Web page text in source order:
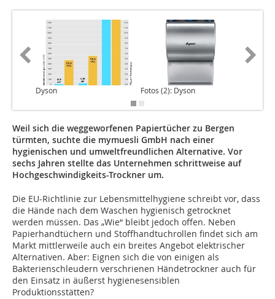
Dyson Fotos (2): Dyson
Weil sich die weggeworfenen Papiertücher zu Bergen
türmten, suchte die mymuesli GmbH nach einer
hygienischen und umweltfreundlichen Alternative. Vor
sechs Jahren stellte das Unternehmen schrittweise auf
Hochgeschwindigkeits-Trockner um.
Die EU-Richtlinie zur Lebensmittelhygiene schreibt vor, dass
die Hände nach dem Waschen hygienisch getrocknet
werden müssen. Das „Wie“ bleibt jedoch offen. Neben
Papierhandtüchern und Stoffhandtuchrollen findet sich am
Markt mittlerweile auch ein breites Angebot elektrischer
Alternativen. Aber: Eignen sich die von einigen als
Bakterienschleudern verschrienen Händetrockner auch für
den Einsatz in äußerst hygienesensiblen
Produktionsstätten?